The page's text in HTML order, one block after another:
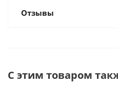
Отзывы
С этим товаром